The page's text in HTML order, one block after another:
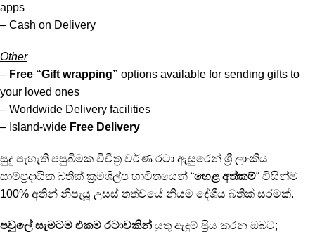
apps
– Cash on Delivery
Other
– Free “Gift wrapping” options available for sending gifts to
your loved ones
– Worldwide Delivery facilities
– Island-wide Free Delivery
සුදු පැහැති පසුබිමක විචිත්‍ර වර්ණ රටා ඇසුරෙන් ශ්‍රී ලාංකීය
සාම්ප්‍රදායික බතික් ක්‍රමශිල්ප භාවිතයෙන් “හෙළ අත්කම්“ විසින්ම
100% අතින් නිපැයූ උසස් තත්වයේ නියම දේශීය බතික් සරමක්.
පවුලේ සැමටම එකම රටාවකින් යුතු ඇඳුම් ප්‍රිය කරන ඔබට;